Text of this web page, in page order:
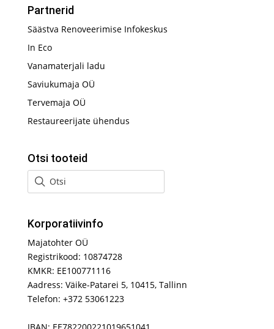
Partnerid
Säästva Renoveerimise Infokeskus
In Eco
Vanamaterjali ladu
Saviukumaja OÜ
Tervemaja OÜ
Restaureerijate ühendus
Otsi tooteid
Korporatiivinfo
Majatohter OÜ
Registrikood: 10874728
KMKR: EE100771116
Aadress: Väike-Patarei 5, 10415, Tallinn
Telefon: +372 53061223